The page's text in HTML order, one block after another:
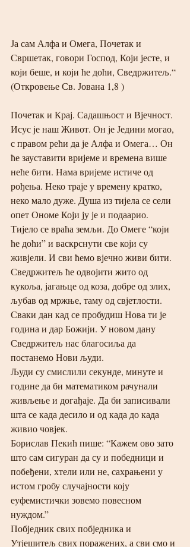
Ја сам Алфа и Омега, Почетак и
Свршетак, говори Господ, Који јесте, и
који беше, и који ће доћи, Сведржитељ.“
(Откровење Св. Јована 1,8 )
Почетак и Крај. Садашњост и Вјечност.
Исус је наш Живот. Он је Једини могао,
с правом рећи да је Алфа и Омега… Он
ће зауставити вријеме и времена више
неће бити. Нама вријеме истиче од
рођења. Неко траје у времену кратко,
неко мало дуже. Душа из тијела се сели
опет Ономе Који ју је и подаарио.
Тијело се враћа земљи. До Омеге “који
ће доћи” и васкрснути све који су
живјели. И сви ћемо вјечно живи бити.
Сведржитељ ће одвојити жито од
кукоља, јагањце од коза, добре од злих,
љубав од мржње, таму од свјетлости.
Сваки дан кад се пробудиш Нова ти је
година и дар Божији. У новом дану
Сведржитељ нас благосиља да
постанемо Нови људи.
Људи су смислили секунде, минуте и
године да би математиком рачунали
живљење и догађаје. Да би записивали
шта се када десило и од када до када
живио човјек.
Борислав Пекић пише: “Кажем ово зато
што сам сигуран да су и победници и
побеђени, хтели или не, сахрањени у
истом гробу случајности коју
еуфемистички зовемо повесном
нуждом.”
Побједник свих побједника и
Утјешитељ свих поражених, а сви смо и